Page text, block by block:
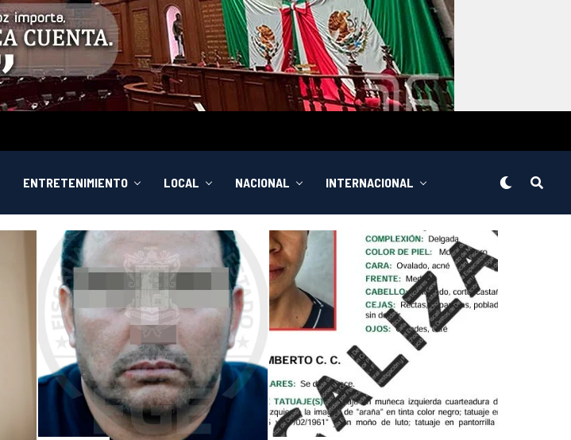
ENTRETENIMIENTO LOCAL NACIONAL INTERNACIONAL